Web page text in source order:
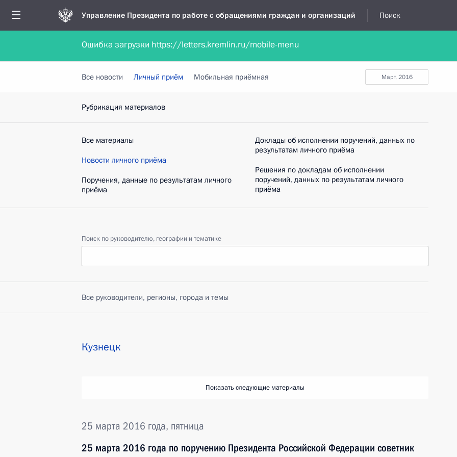
Управление Президента по работе с обращениями граждан и организаций Поиск
Обратиться в форме электронного документа Обратиться в устной форме
март, 2016
Все новости Личный приём Мобильная приёмная
Рубрикация материалов
Все материалы
Новости личного приёма
Поручения, данные по результатам личного
приёма
Доклады об исполнении поручений, данных по
результатам личного приёма
Решения по докладам об исполнении
поручений, данных по результатам личного
приёма
Поиск по руководителю, географии и тематике
Все руководители, регионы, города и темы
Кузнецк
Показать следующие материалы
25 марта 2016 года, пятница
25 марта 2016 года по поручению Президента Российской Федерации советник
Ошибка загрузки https://letters.kremlin.ru/mobile-menu